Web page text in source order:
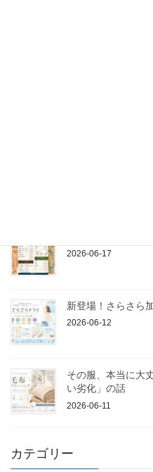
2026-06-17
新登場！さらさら
2026-06-12
その服、本当に大
い劣化」の話
2026-06-11
カテゴリー